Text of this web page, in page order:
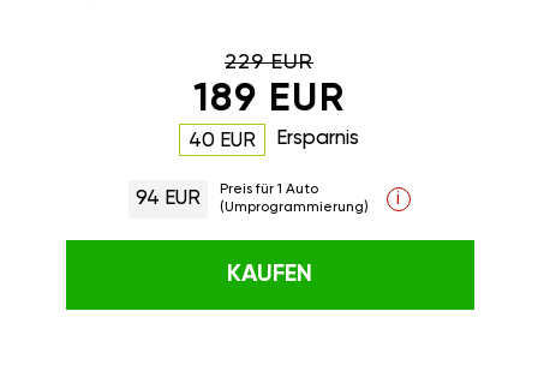
229 EUR
189 EUR
40 EUR Ersparnis
94 EUR
Preis für 1 Auto
(Umprogrammierung)
i
KAUFEN